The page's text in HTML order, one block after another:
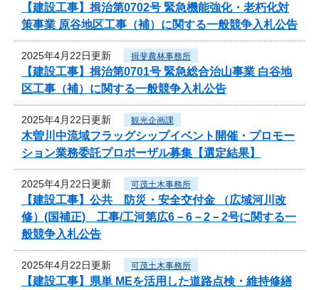
【建設工事】揖治第0702号 緊急機能強化・老朽化対
策事業 原谷地区工事（補）に関する一般競争入札公告
2025年4月22日更新 揖斐農林事務所
【建設工事】揖治第0701号 緊急総合治山事業 白谷地
区工事（補）に関する一般競争入札公告
2025年4月22日更新 観光企画課
木曽川中流域フラッグシップイベント開催・プロモー
ション業務委託プロポーザル募集【選定結果】
2025年4月22日更新 可茂土木事務所
【建設工事】公共 防災・安全交付金 （広域河川改
修）(国補正) 工事/工河第広6－6－2－2号に関する一
般競争入札公告
2025年4月22日更新 可茂土木事務所
【建設工事】県単 MEを活用した道路点検・維持修繕